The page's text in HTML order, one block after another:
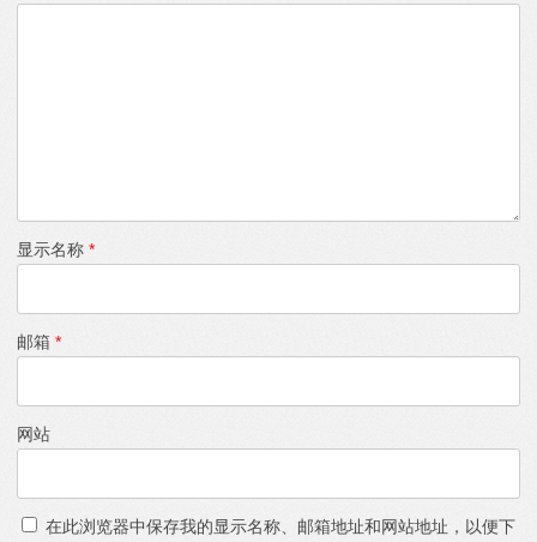
显示名称 *
邮箱 *
网站
在此浏览器中保存我的显示名称、邮箱地址和网站地址，以便下